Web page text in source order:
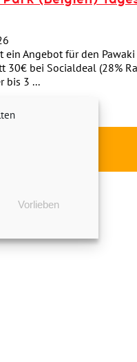
Vorlieben
ein Angebot für den
30€ bei Socialdeal (28%
bis 3 ...
»